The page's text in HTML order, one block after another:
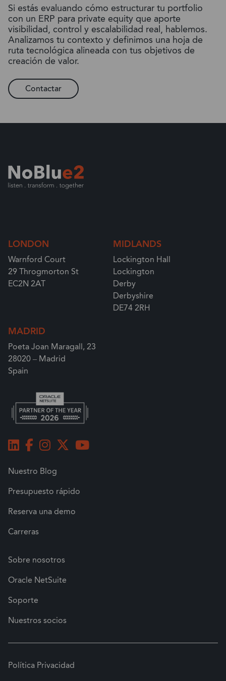
Si estás evaluando cómo estructurar tu portfolio
con un ERP para private equity que aporte
visibilidad, control y escalabilidad real, hablemos.
Analizamos tu contexto y definimos una hoja de
ruta tecnológica alineada con tus objetivos de
creación de valor.
Contactar
LONDON
Warnford Court
29 Throgmorton St
EC2N 2AT
MIDLANDS
Lockington Hall
Lockington
Derby
Derbyshire
DE74 2RH
MADRID
Poeta Joan Maragall, 23
28020 – Madrid
Spain
Nuestro Blog
Presupuesto rápido
Reserva una demo
Carreras
Sobre nosotros
Oracle NetSuite
Soporte
Nuestros socios
Política Privacidad